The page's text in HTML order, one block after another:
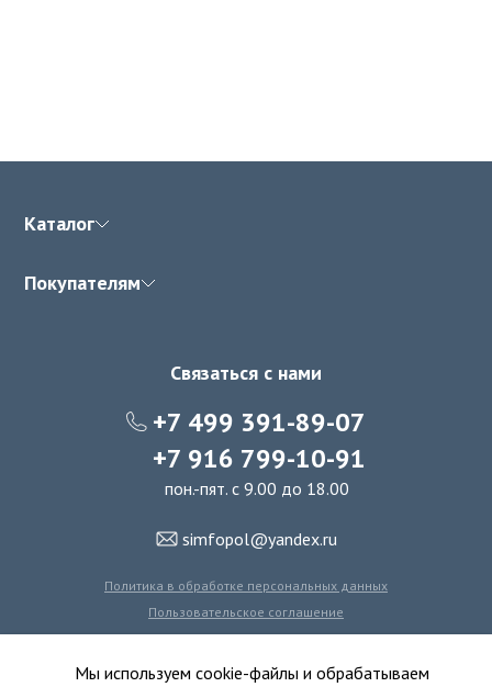
Каталог
Покупателям
Связаться с нами
+7 499 391-89-07
+7 916 799-10-91
пон.-пят. с 9.00 до 18.00
simfopol@yandex.ru
Политика в обработке персональных данных
Пользовательское соглашение
Политика использования файлов cookie
Мы используем cookie-файлы и обрабатываем